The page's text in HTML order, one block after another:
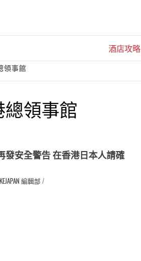
酒店攻略
領事館
領事館
發安全警告 在香港日本人請確
編輯部/